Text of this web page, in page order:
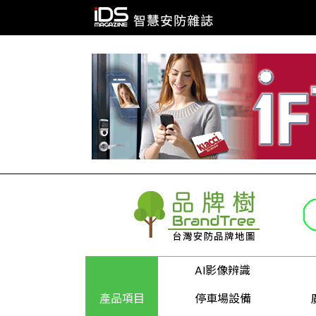
產品項目
AI影像辨識
停車場設備